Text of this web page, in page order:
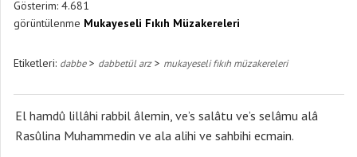
Gösterim: 4.681
görüntülenme Mukayeseli Fıkıh Müzakereleri
Etiketleri: dabbe> dabbetül arz> mukayeseli fıkıh müzakereleri
El hamdû lillâhi rabbil âlemin, ve’s salâtu ve’s selâmu alâ
Rasûlina Muhammedin ve ala alihi ve sahbihi ecmain.